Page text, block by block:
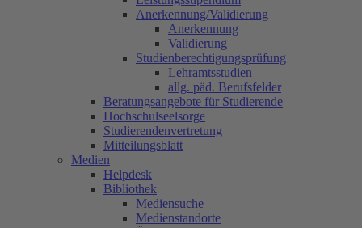
Anerkennung/Validierung
Anerkennung
Validierung
Studienberechtigungsprüfung
Lehramtsstudien
allg. päd. Berufsfelder
Beratungsangebote für Studierende
Hochschulseelsorge
Studierendenvertretung
Mitteilungsblatt
Medien
Helpdesk
Bibliothek
Mediensuche
Medienstandorte